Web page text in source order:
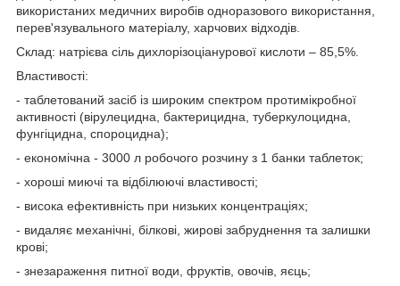
використаних медичних виробів одноразового використання,
перев'язувального матеріалу, харчових відходів.
Склад: натрієва сіль дихлорізоціанурової кислоти – 85,5%.
Властивості:
- таблетований засіб із широким спектром протимікробної
активності (вірулецидна, бактерицидна, туберкулоцидна,
фунгіцидна, спороцидна);
- економічна - 3000 л робочого розчину з 1 банки таблеток;
- хороші миючі та відбілюючі властивості;
- висока ефективність при низьких концентраціях;
- видаляє механічні, білкові, жирові забруднення та залишки
крові;
- знезараження питної води, фруктів, овочів, яєць;